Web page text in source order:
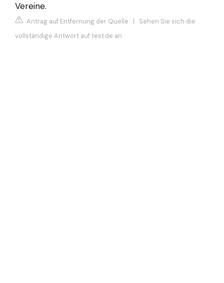
Vereine.
Antrag auf Entfernung der Quelle | Sehen Sie sich die
vollständige Antwort auf test.de an